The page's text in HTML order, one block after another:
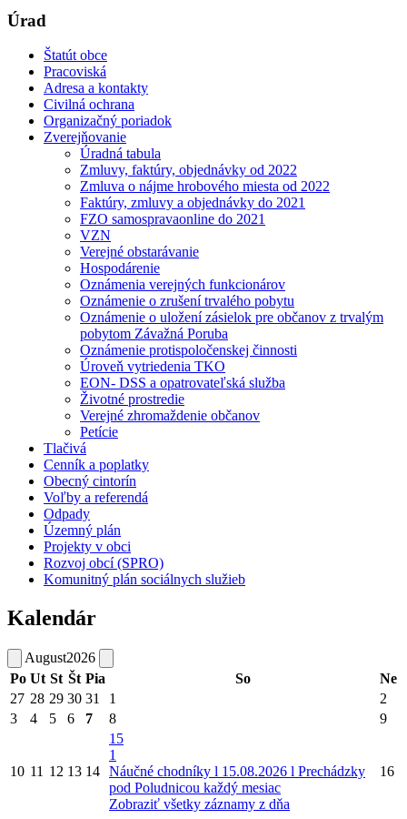
Úrad
Štatút obce
Pracoviská
Adresa a kontakty
Civilná ochrana
Organizačný poriadok
Zverejňovanie
Úradná tabula
Zmluvy, faktúry, objednávky od 2022
Zmluva o nájme hrobového miesta od 2022
Faktúry, zmluvy a objednávky do 2021
FZO samospravaonline do 2021
VZN
Verejné obstarávanie
Hospodárenie
Oznámenia verejných funkcionárov
Oznámenie o zrušení trvalého pobytu
Oznámenie o uložení zásielok pre občanov z trvalým
pobytom Závažná Poruba
Oznámenie protispoločenskej činnosti
Úroveň vytriedenia TKO
EON- DSS a opatrovateľská služba
Životné prostredie
Verejné zhromaždenie občanov
Petície
Tlačivá
Cenník a poplatky
Obecný cintorín
Voľby a referendá
Odpady
Územný plán
Projekty v obci
Rozvoj obcí (SPRO)
Komunitný plán sociálnych služieb
Kalendár
August2026
Po Ut St Št Pia So
Ne
27 28 29 30 31 1
2
3
4 5 6 7 8 9
10 11 12 13 14
15
1
Náučné chodníky l 15.08.2026 l Prechádzky
pod Poludnicou každý mesiac
Zobraziť všetky záznamy z dňa
16